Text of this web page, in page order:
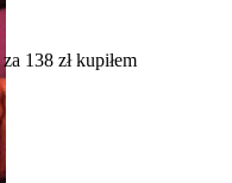
138 zł kupiłem